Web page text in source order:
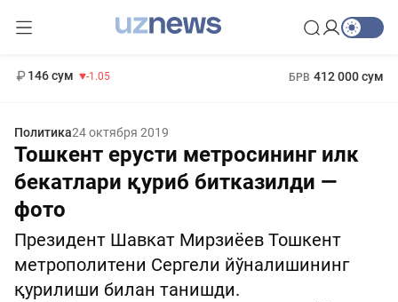
146 сум -1.05 БРВ 412 000 сум
Политика24 октября 2019
Тошкент ерусти метросининг илк
бекатлари қуриб битказилди —
фото
Президент Шавкат Мирзиёев Тошкент
метрополитени Сергели йўналишининг
қурилиши билан танишди.